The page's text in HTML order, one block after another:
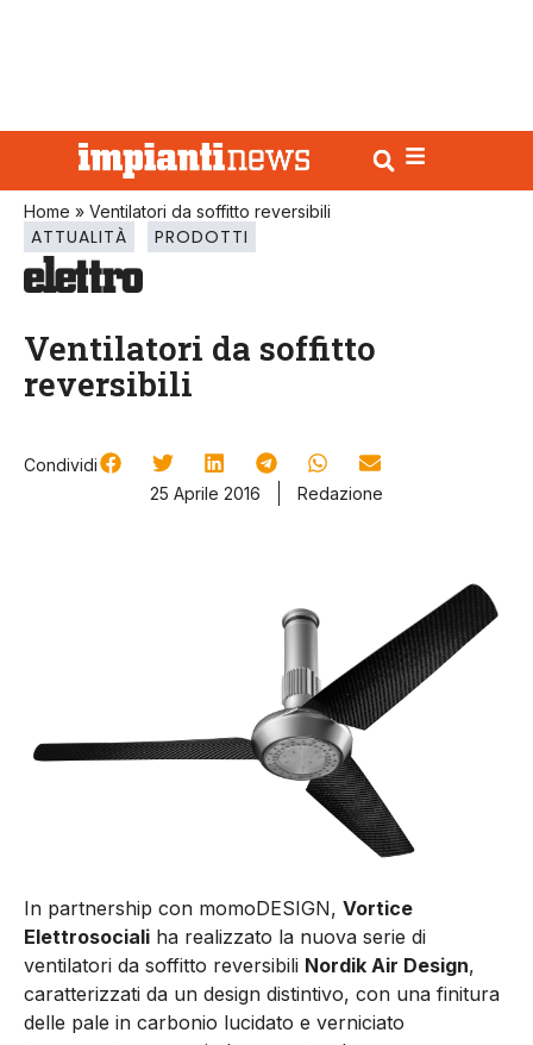
Home » Ventilatori da soffitto reversibili
ATTUALITÀ PRODOTTI
Ventilatori da soffitto
reversibili
Condividi
25 Aprile 2016
Redazione
In partnership con momoDESIGN, Vortice
Elettrosociali ha realizzato la nuova serie di
ventilatori da soffitto reversibili Nordik Air Design,
caratterizzati da un design distintivo, con una finitura
delle pale in carbonio lucidato e verniciato